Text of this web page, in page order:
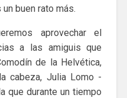
buen rato más.
aprovechar el
a las amiguis que
de la Helvética,
cabeza, Julia Lomo -
que durante un tiempo